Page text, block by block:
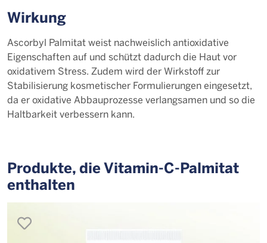
Wirkung
Ascorbyl Palmitat weist nachweislich antioxidative
Eigenschaften auf und schützt dadurch die Haut vor
oxidativem Stress. Zudem wird der Wirkstoff zur
Stabilisierung kosmetischer Formulierungen eingesetzt,
da er oxidative Abbauprozesse verlangsamen und so die
Haltbarkeit verbessern kann.
Produkte, die Vi­ta­min-C-Pal­mi­tat
enthalten
merken